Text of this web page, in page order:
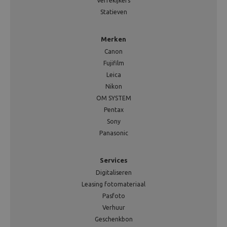
Statieven
Merken
Canon
Fujifilm
Leica
Nikon
OM SYSTEM
Pentax
Sony
Panasonic
Services
Digitaliseren
Leasing fotomateriaal
Pasfoto
Verhuur
Geschenkbon